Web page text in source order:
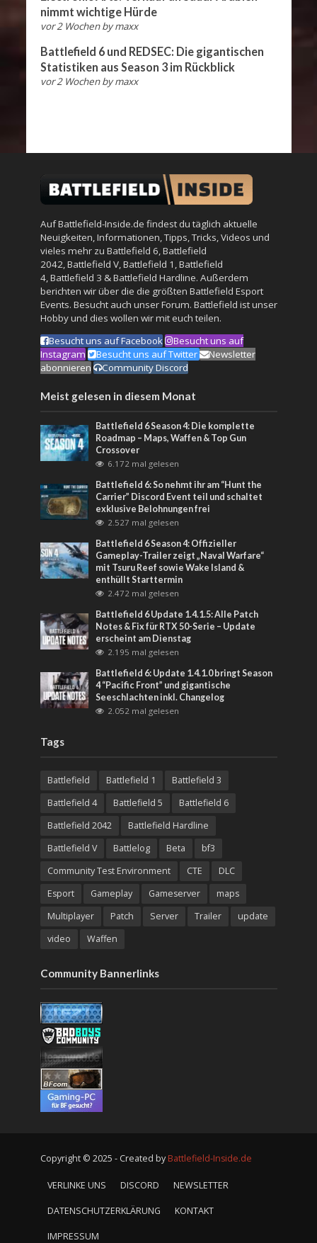
nimmt wichtige Hürde
vor 2 Wochen bymaxx
Battlefield 6 und REDSEC: Die gigantischen
Statistiken aus Season 3 im Rückblick
vor 2 Wochen bymaxx
Auf Battlefield-Inside.de findest du täglich aktuelle
Neuigkeiten, Informationen, Tipps, Tricks, Videos und
vieles mehr zu Battlefield 6 Battlefield
2042 Battlefield V, Battlefield 1 Battlefield
4, Battlefield 3 &Battlefield Hardline. Außerdem
berichten wir über die die größten Battlefield Esport
Events. Besucht auch unserForum. Battlefield ist unser
Hobby und dies wollen wir mit euch teilen.
Besucht uns auf Facebook
Besucht uns auf
Instagram
Besucht uns auf Twitter
Newsletter
abonnieren
Community Discord
Meist gelesen in diesem Monat
Battlefield 6 Season 4: Die komplette
Roadmap – Maps, Waffen & Top Gun
Crossover
6.172 mal gelesen
Battlefield 6: So nehmt ihr am “Hunt the
Carrier” Discord Event teil und schaltet
exklusive Belohnungen frei
2.527 mal gelesen
Battlefield 6 Season 4: Offizieller
Gameplay-Trailer zeigt „Naval Warfare“
mit Tsuru Reef sowie Wake Island &
enthüllt Starttermin
2.472 mal gelesen
Battlefield 6 Update 1.4.1.5: Alle Patch
Notes & Fix für RTX 50-Serie – Update
erscheint am Dienstag
2.195 mal gelesen
Battlefield 6: Update 1.4.1.0 bringt Season
4 “Pacific Front” und gigantische
Seeschlachten inkl. Changelog
2.052 mal gelesen
Tags
Battlefield Battlefield 1
Battlefield 3
Battlefield 4
Battlefield 5
Battlefield 6
Battlefield 2042
Battlefield Hardline
Battlefield V
Battlelog Beta
bf3
Community Test Environment
CTE
DLC
Esport
Gameplay Gameserver
maps
Multiplayer
Patch Server Trailer
update
video
Waffen
Community Bannerlinks
Copyright © 2025 - Created by Battlefield-Inside.de
VERLINKE UNS DISCORD NEWSLETTER
DATENSCHUTZERKLÄRUNG KONTAKT
IMPRESSUM